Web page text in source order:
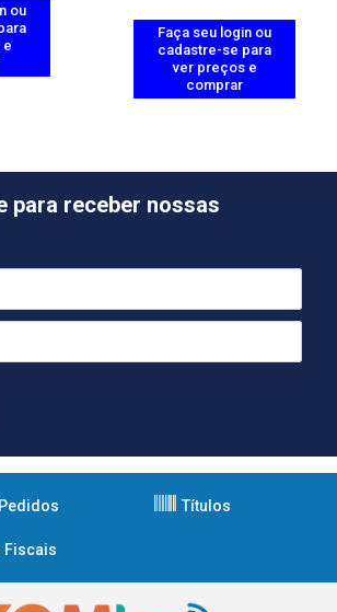
ou
e
Faça seu login ou
cadastre-se para
ver preços e
comprar
para receber nossas
Títulos
Fiscais